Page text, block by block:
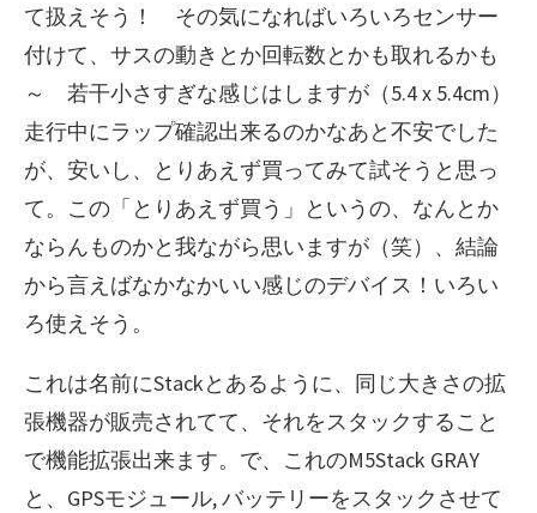
て扱えそう！ その気になればいろいろセンサー
付けて、サスの動きとか回転数とかも取れるかも
～ 若干小さすぎな感じはしますが（5.4 x 5.4cm）
走行中にラップ確認出来るのかなあと不安でした
が、安いし、とりあえず買ってみて試そうと思っ
て。この「とりあえず買う」というの、なんとか
ならんものかと我ながら思いますが（笑）、結論
から言えばなかなかいい感じのデバイス！いろい
ろ使えそう。
これは名前にStackとあるように、同じ大きさの拡
張機器が販売されてて、それをスタックすること
で機能拡張出来ます。で、これのM5Stack GRAY
と、GPSモジュール, バッテリーをスタックさせて